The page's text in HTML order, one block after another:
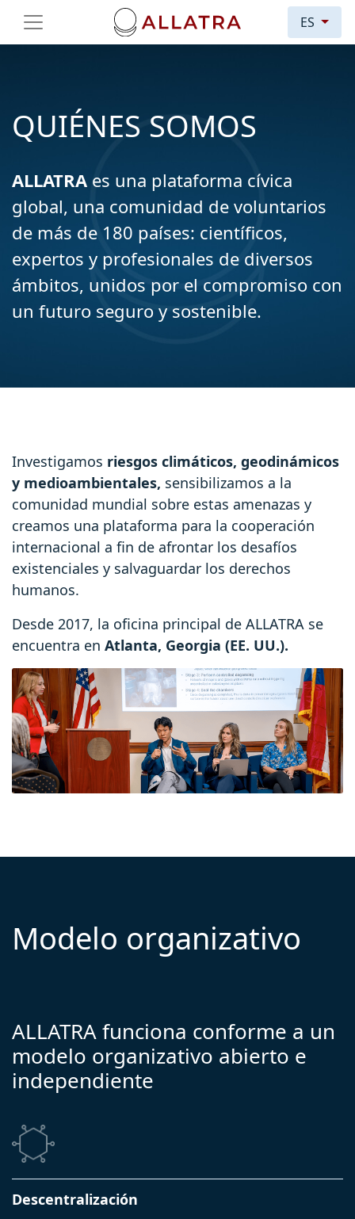
ES
QUIÉNES SOMOS
ALLATRA es una plataforma cívica
global, una comunidad de voluntarios
de más de 180 países: científicos,
expertos y profesionales de diversos
ámbitos, unidos por el compromiso con
un futuro seguro y sostenible.
Investigamos riesgos climáticos, geodinámicos
y medioambientales, sensibilizamos a la
comunidad mundial sobre estas amenazas y
creamos una plataforma para la cooperación
internacional a fin de afrontar los desafíos
existenciales y salvaguardar los derechos
humanos.
Desde 2017, la oficina principal de ALLATRA se
encuentra en Atlanta, Georgia (EE. UU.).
Modelo organizativo
ALLATRA funciona conforme a un
modelo organizativo abierto e
independiente
Descentralización